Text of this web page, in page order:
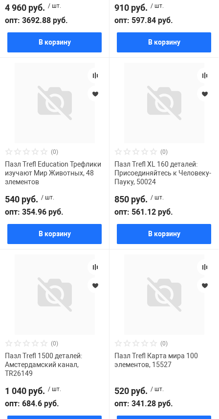
4 960 руб. / шт.
опт: 3692.88 руб.
В корзину
910 руб. / шт.
опт: 597.84 руб.
В корзину
(0)
Пазл Trefl Education Трефлики
изучают Мир Животных, 48
злементов
540 руб. / шт.
опт: 354.96 руб.
В корзину
(0)
Пазл Trefl XL 160 деталей:
Присоединяйтесь к Человеку-
Пауку, 50024
850 руб. / шт.
опт: 561.12 руб.
В корзину
(0)
Пазл Trefl 1500 деталей:
Амстердамский канал,
TR26149
1 040 руб. / шт.
опт: 684.6 руб.
(0)
Пазл Trefl Карта мира 100
элементов, 15527
520 руб. / шт.
опт: 341.28 руб.